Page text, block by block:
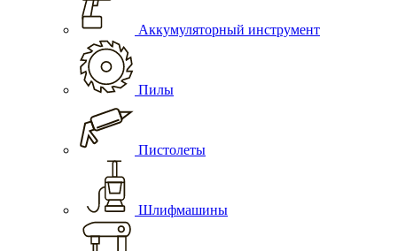
Аккумуляторный инструмент
Пилы
Пистолеты
Шлифмашины